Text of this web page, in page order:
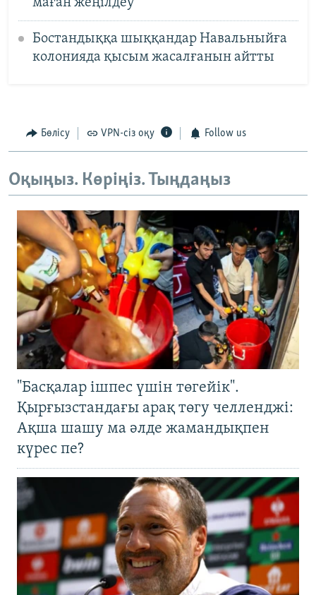
Бостандыққа шыққандар Навальныйға
колонияда қысым жасалғанын айтты
Бөлісу VPN-сіз оқу Follow us
Оқыңыз. Көріңіз. Тыңдаңыз
"Басқалар ішпес үшін төгейік".
Қырғызстандағы арақ төгу челленджі:
Ақша шашу ма әлде жамандықпен
күрес пе?